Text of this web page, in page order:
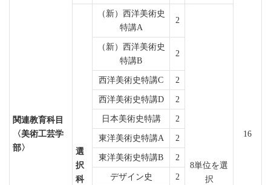
関連教育科目
〈美術工芸学
部〉
16
選
択
科
（新）西洋美術史
特講A
2
8単位を選
択
（新）西洋美術史
特講B
2
西洋美術史特講C
2
西洋美術史特講D
2
日本美術史特講
2
東洋美術史特講A
2
東洋美術史特講B
2
デザイン史
2